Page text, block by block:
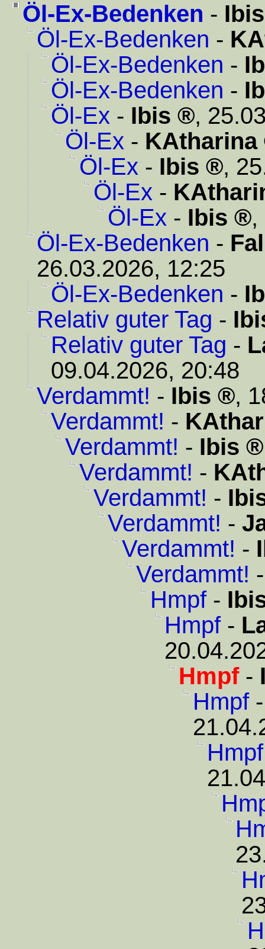
Öl-Ex-Bedenken - Ibis
Öl-Ex-Bedenken -
Öl-Ex-Bedenken -
Öl-Ex-Bedenken -
Öl-Ex - Ibis ,
Öl-Ex - KAtharina
Öl-Ex - Ibis ,
Öl-Ex -
Öl-Ex - Ibis ,
Öl-Ex-Bedenken -
26.03.2026, 12:25
Öl-Ex-Bedenken -
Relativ guter Tag -
Relativ guter Tag -
09.04.2026, 20:48
Verdammt! - Ibis ,
Verdammt! -
Verdammt! - Ibis
Verdammt! -
Verdammt! -
Verdammt! -
Verdammt! -
Verdammt!
Hmpf-
Hmpf-
Hmpf-
Hmpf
Hmpf